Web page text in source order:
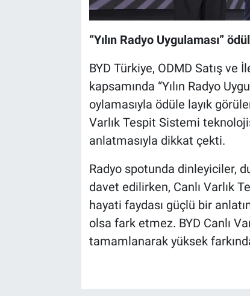
“Yılın Radyo Uygulaması”
BYD Türkiye, ODMD Satış
kapsamında “Yılın Radyo
oylamasıyla ödüle layık
Varlık Tespit Sistemi
anlatmasıyla dikkat çekti.
Radyo spotunda dinleyiciler,
davet edilirken, Canlı Varlık
hayati faydası güçlü bir
olsa fark etmez. BYD Canlı
tamamlanarak yüksek